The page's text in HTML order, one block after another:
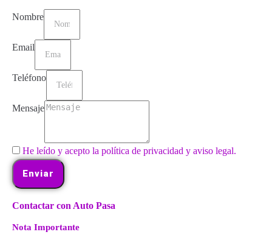
Nombre
Email
Teléfono
Mensaje
He leído y acepto la política de privacidad y aviso legal.
Enviar
Contactar con Auto Pasa
Nota Importante